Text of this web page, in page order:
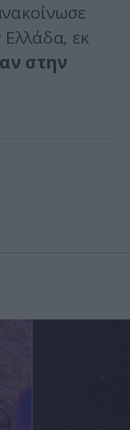
εκ
στην